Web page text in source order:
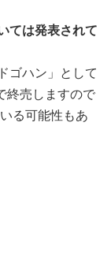
ては発表されて
ゴハン」として
終売しますので
る可能性もあ